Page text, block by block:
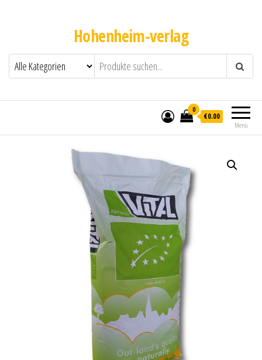
Hohenheim-verlag
Menü
0
€0.00